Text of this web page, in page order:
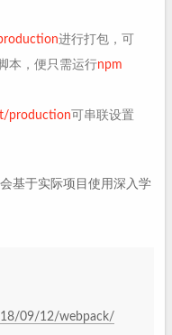
进行打包，可
本，便只需运行npm
production 可串联设置
基于实际项目使用深入学
09/12/webpack/